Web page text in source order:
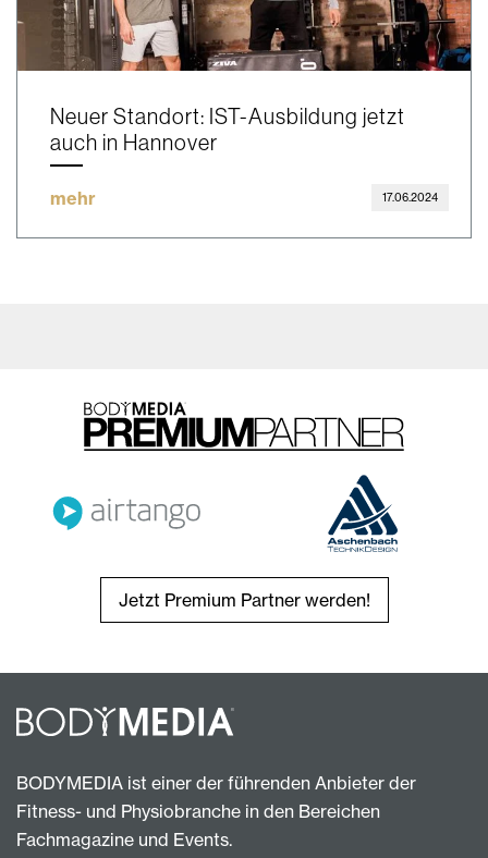
Neuer Standort: IST-Ausbildung jetzt
auch in Hannover
mehr 17.06.2024
Jetzt Premium Partner werden!
BODYMEDIA ist einer der führenden Anbieter der
Fitness- und Physiobranche in den Bereichen
Fachmagazine und Events.